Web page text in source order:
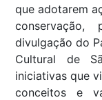
que adotarem
divulgação do
Cultural de
iniciativas que
conceitos e